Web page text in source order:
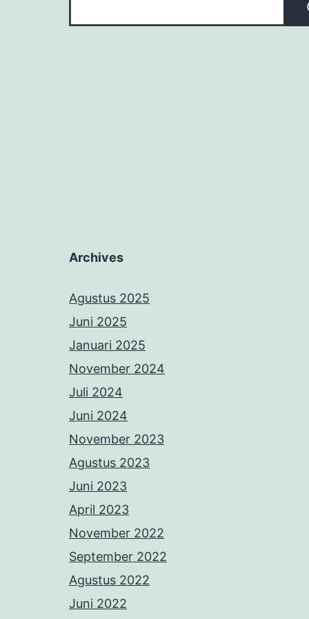
Archives
Agustus 2025
Juni 2025
Januari 2025
November 2024
Juli 2024
Juni 2024
November 2023
Agustus 2023
Juni 2023
April 2023
November 2022
September 2022
Agustus 2022
Juni 2022